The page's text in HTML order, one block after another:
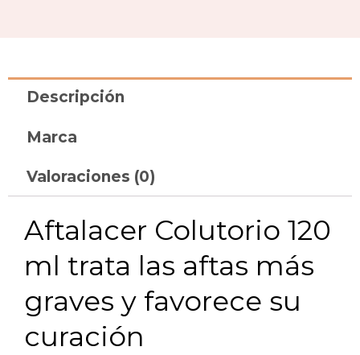
Descripción
Marca
Valoraciones (0)
Aftalacer Colutorio 120
ml trata las aftas más
graves y favorece su
curación